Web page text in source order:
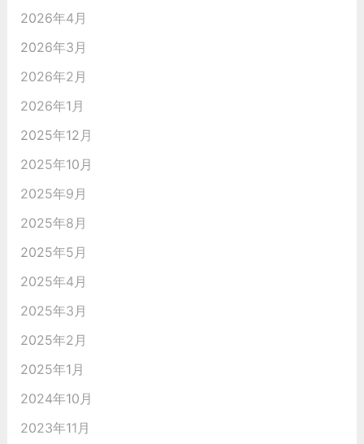
2026年4月
2026年3月
2026年2月
2026年1月
2025年12月
2025年10月
2025年9月
2025年8月
2025年5月
2025年4月
2025年3月
2025年2月
2025年1月
2024年10月
2023年11月